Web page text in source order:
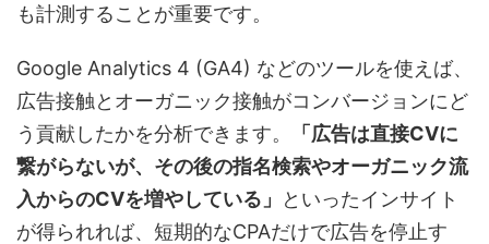
も計測することが重要です。
Google Analytics 4 (GA4) などのツールを使えば、
広告接触とオーガニック接触がコンバージョンにど
う貢献したかを分析できます。
「広告は直接CVに
繋がらないが、その後の指名検索やオーガニック流
入からのCVを増やしている」
といったインサイト
が得られれば、短期的なCPAだけで広告を停止す